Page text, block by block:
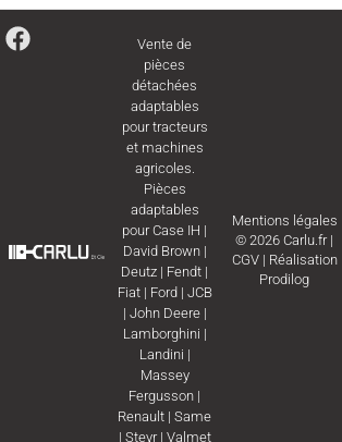
Vente de
pièces
détachées
adaptables
pour tracteurs
et machines
agricoles.
Pièces
adaptables
pourCase IH |
David Brown|
Deutz | Fendt |
Fiat| Ford| JCB
| John Deere|
Lamborghini |
Landini |
Massey
Fergusson |
Renault |Same
| Steyr| Valmet
Mentions légales
© 2026 Carlu.fr |
CGV| Réalisation
Prodilog